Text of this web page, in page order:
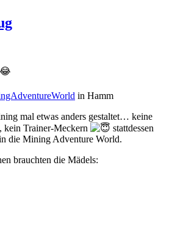
in Hamm
mal etwas anders gestaltet… keine
kein Trainer-Meckern
stattdessen
die Mining Adventure World.
brauchten die Mädels: